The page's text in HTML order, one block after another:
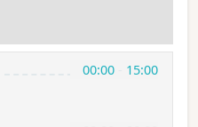
00:00 15:00